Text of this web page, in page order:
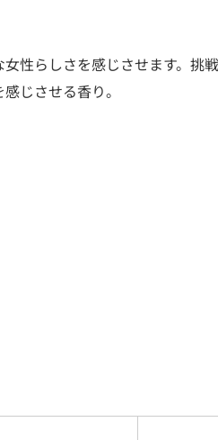
性らしさを感じさせます。挑
じさせる香り。